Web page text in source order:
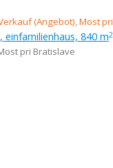
840 m2
pri Bratislave